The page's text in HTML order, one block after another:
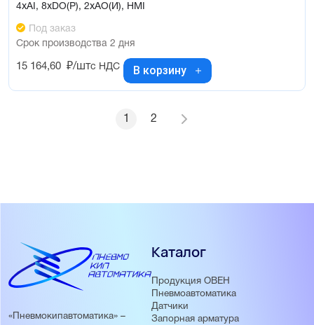
4xAI, 8xDO(Р), 2xAO(И), HMI
Под заказ
Срок производства 2 дня
15 164,60 ₽/штс НДС В корзину
1 2
«Пневмокипавтоматика» –
Каталог
Продукция ОВЕН
Пневмоавтоматика
Датчики
Запорная арматура